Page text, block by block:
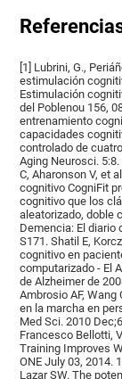
[1] Lubrini, G.,
estimulación
Estimulación
del Poblenou 156,
entrenamiento
capacidades
controlado de
Aging Neurosci.
C, Aharonson V, et
cognitivo CogniFit
cognitivo que los
aleatorizado, doble
Demencia: El diario
S171. Shatil E,
cognitivo en
computarizado - El
de Alzheimer de
Ambrosio AF,
en la marcha en
Med Sci. 2010
Francesco Bellotti,
Training Improves
ONE July 03, 2014.
Lazar SW. The